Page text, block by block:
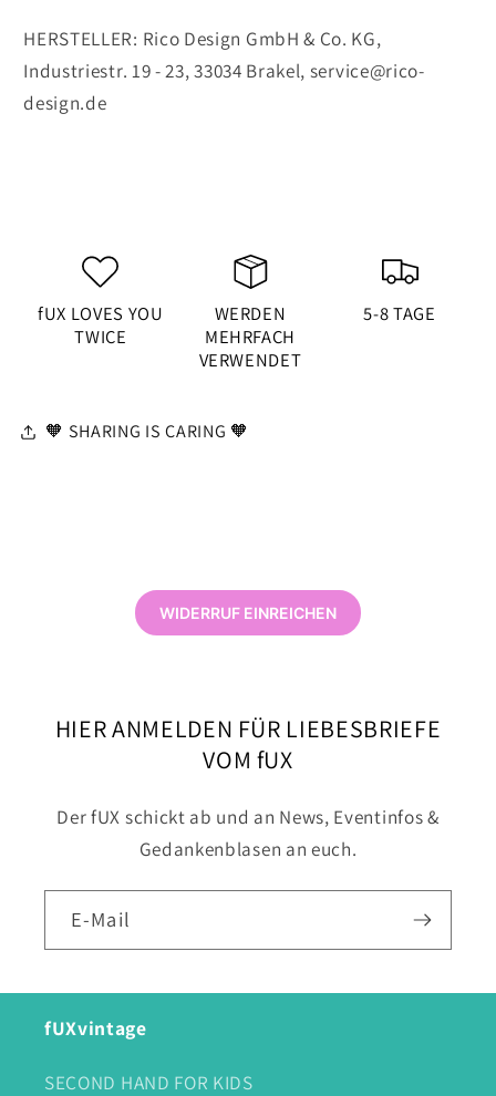
HERSTELLER: Rico Design GmbH & Co. KG,
Industriestr. 19 - 23, 33034 Brakel, service@rico-
design.de
fUX LOVES YOU
TWICE
WERDEN
MEHRFACH
VERWENDET
5-8 TAGE
🧡 SHARING IS CARING 🧡
WIDERRUF EINREICHEN
HIER ANMELDEN FÜR LIEBESBRIEFE
VOM fUX
Der fUX schickt ab und an News, Eventinfos &
Gedankenblasen an euch.
E-Mail
fUXvintage
SECOND HAND FOR KIDS